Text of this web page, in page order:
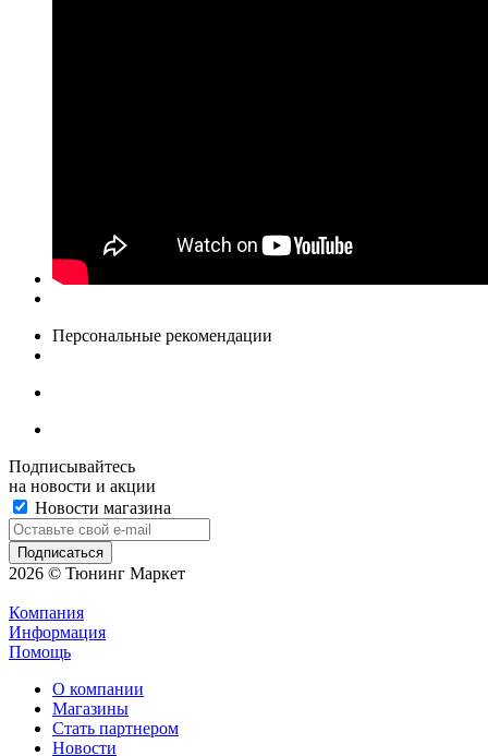
Персональные рекомендации
Подписывайтесь
на новости и акции
Новости магазина
2026 © Тюнинг Маркет
Компания
Информация
Помощь
О компании
Магазины
Стать партнером
Новости